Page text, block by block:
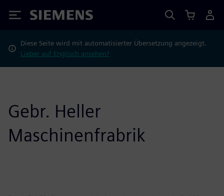
Siemens
Diese Seite wird mit automatisierter Übersetzung angezeigt.
Lieber auf Englisch ansehen?
Gebr. Heller
Maschinenfrabrik